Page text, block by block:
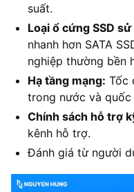
suất.
Loại ổ cứng SSD
nhanh hơn SATA
nghiệp thường bền
Hạ tầng mạng: Tốc
trong nước và quốc
Chính sách hỗ trợ
kênh hỗ trợ.
Đánh giá từ người